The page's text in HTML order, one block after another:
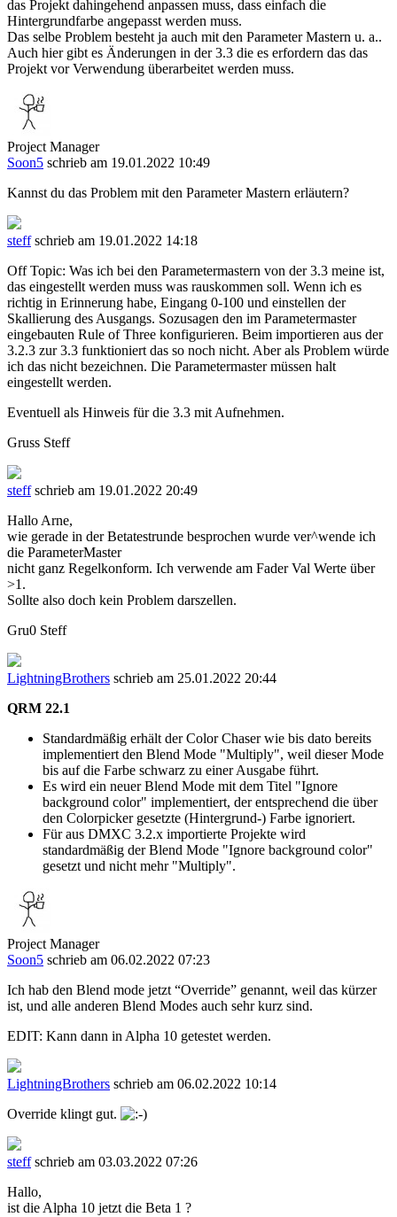
das Projekt dahingehend anpassen muss, dass einfach die
Hintergrundfarbe angepasst werden muss.
Das selbe Problem besteht ja auch mit den Parameter Mastern u. a..
Auch hier gibt es Änderungen in der 3.3 die es erfordern das das
Projekt vor Verwendung überarbeitet werden muss.
Project Manager
Soon5 schrieb am 19.01.2022 10:49
Kannst du das Problem mit den Parameter Mastern erläutern?
steffschrieb am 19.01.2022 14:18
Off Topic: Was ich bei den Parametermastern von der 3.3 meine ist,
das eingestellt werden muss was rauskommen soll. Wenn ich es
richtig in Erinnerung habe, Eingang 0-100 und einstellen der
Skallierung des Ausgangs. Sozusagen den im Parametermaster
eingebauten Rule of Three konfigurieren. Beim importieren aus der
3.2.3 zur 3.3 funktioniert das so noch nicht. Aber als Problem würde
ich das nicht bezeichnen. Die Parametermaster müssen halt
eingestellt werden.
Eventuell als Hinweis für die 3.3 mit Aufnehmen.
Gruss Steff
steffschrieb am 19.01.2022 20:49
Hallo Arne,
wie gerade in der Betatestrunde besprochen wurde ver^wende ich
die ParameterMaster
nicht ganz Regelkonform. Ich verwende am Fader Val Werte über
>1.
Sollte also doch kein Problem darszellen.
Gru0 Steff
LightningBrothers schrieb am 25.01.2022 20:44
QRM 22.1
Standardmäßig erhält der Color Chaser wie bis dato bereits
implementiert den Blend Mode "Multiply", weil dieser Mode
bis auf die Farbe schwarz zu einer Ausgabe führt.
Es wird ein neuer Blend Mode mit dem Titel "Ignore
background color" implementiert, der entsprechend die über
den Colorpicker gesetzte (Hintergrund-) Farbe ignoriert.
Für aus DMXC 3.2.x importierte Projekte wird
standardmäßig der Blend Mode "Ignore background color"
gesetzt und nicht mehr "Multiply".
Project Manager
Soon5 schrieb am 06.02.2022 07:23
Ich hab den Blend mode jetzt “Override” genannt, weil das kürzer
ist, und alle anderen Blend Modes auch sehr kurz sind.
EDIT: Kann dann in Alpha 10 getestet werden.
LightningBrothers schrieb am 06.02.2022 10:14
Override klingt gut.
steffschrieb am 03.03.2022 07:26
Hallo,
ist die Alpha 10 jetzt die Beta 1 ?